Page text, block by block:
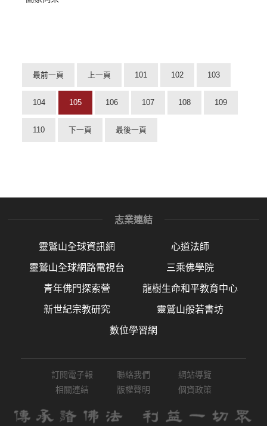
最前一頁 上一頁 101 102 103
104 105 106 107 108 109
110 下一頁 最後一頁
志業連結
靈鷲山全球資訊網 心道法師
靈鷲山全球網路電視台 三乘佛學院
青年佛門探索營 龍樹生命和平教育中心
新世紀宗教研究 靈鷲山般若書坊
數位學習網
訂閱電子報 聯絡我們
網站導覽
相關連結
版權聲明 個資政策